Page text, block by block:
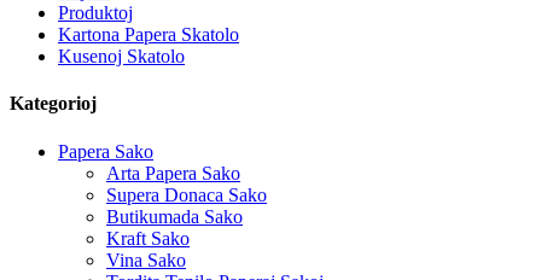
Produktoj
Kartona Papera Skatolo
Kusenoj Skatolo
Kategorioj
Papera Sako
Arta Papera Sako
Supera Donaca Sako
Butikumada Sako
Kraft Sako
Vina Sako